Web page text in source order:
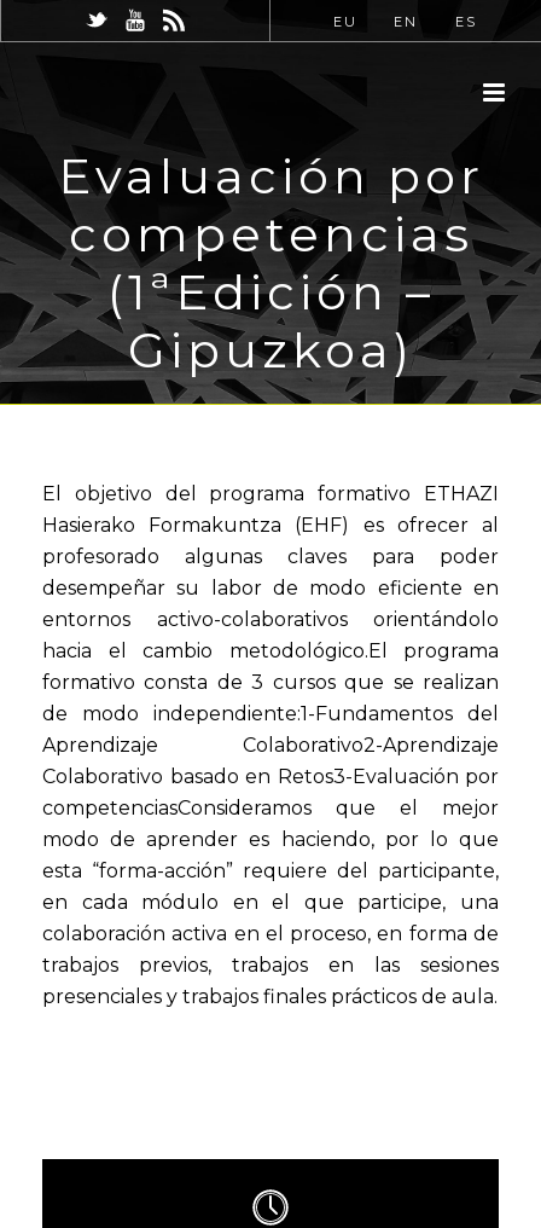
EU EN ES
Evaluación por
competencias
(1ªEdición –
Gipuzkoa)
El objetivo del programa formativo ETHAZI
Hasierako Formakuntza (EHF) es ofrecer al
profesorado algunas claves para poder
desempeñar su labor de modo eficiente en
entornos activo-colaborativos orientándolo
hacia el cambio metodológico.El programa
formativo consta de 3 cursos que se realizan
de modo independiente:1-Fundamentos del
Aprendizaje Colaborativo2-Aprendizaje
Colaborativo basado en Retos3-Evaluación por
competenciasConsideramos que el mejor
modo de aprender es haciendo, por lo que
esta “forma-acción” requiere del participante,
en cada módulo en el que participe, una
colaboración activa en el proceso, en forma de
trabajos previos, trabajos en las sesiones
presenciales y trabajos finales prácticos de aula.